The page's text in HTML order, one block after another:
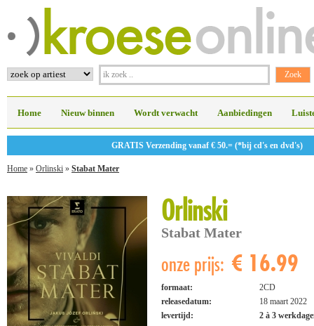
Home Nieuw binnen Wordt verwacht Aanbiedingen
GRATIS Verzending vanaf € 50.= (*bij cd's en dvd's)
Home » Orlinski » Stabat Mater
Orlinski
Stabat Mater
onze prijs: € 16.99
formaat:
2CD
releasedatum:
18 maart 2022
levertijd:
2 à 3